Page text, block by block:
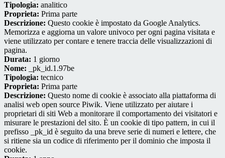
Tipologia: analitico
Proprieta: Prima parte
Descrizione: Questo cookie è impostato da Google Analytics.
Memorizza e aggiorna un valore univoco per ogni pagina visitata e
viene utilizzato per contare e tenere traccia delle visualizzazioni di
pagina.
Durata: 1 giorno
Nome: _pk_id.1.97be
Tipologia: tecnico
Proprieta: Prima parte
Descrizione: Questo nome di cookie è associato alla piattaforma di
analisi web open source Piwik. Viene utilizzato per aiutare i
proprietari di siti Web a monitorare il comportamento dei visitatori e
misurare le prestazioni del sito. È un cookie di tipo pattern, in cui il
prefisso _pk_id è seguito da una breve serie di numeri e lettere, che
si ritiene sia un codice di riferimento per il dominio che imposta il
cookie.